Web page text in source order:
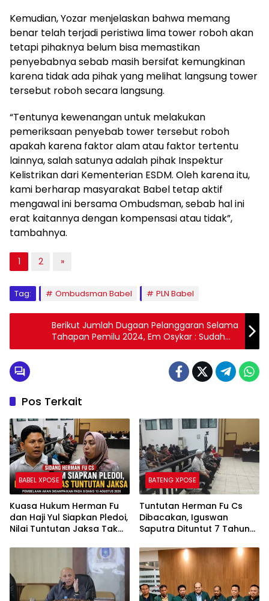
Kemudian, Yozar menjelaskan bahwa memang
benar telah terjadi peristiwa lima tower roboh akan
tetapi pihaknya belum bisa memastikan
penyebabnya sebab masih bersifat kemungkinan
karena tidak ada pihak yang melihat langsung tower
tersebut roboh secara langsung.
“Tentunya kewenangan untuk melakukan
pemeriksaan penyebab tower tersebut roboh
apakah karena faktor alam atau faktor tertentu
lainnya, salah satunya adalah pihak Inspektur
Kelistrikan dari Kementerian ESDM. Oleh karena itu,
kami berharap masyarakat Babel tetap aktif
mengawal ini bersama Ombudsman, sebab hal ini
erat kaitannya dengan kompensasi atau tidak”,
tambahnya.
1 2 »
Tag: Ombudsman Babel PLN Babel
Berikut Jumlah Dugaan Pelanggaran Selama
Tahapan Pemilu 2024, Em Osykar : Sudah
Kami Telusuri
Pos Terkait
BABEL XPOSE
Kuasa Hukum Herman Fu
dan Haji Yul Siapkan Pledoi,
Nilai Tuntutan Jaksa Tak
BATENG XPOSE
Tuntutan Herman Fu Cs
Dibacakan, Iguswan
Saputra Dituntut 7 Tahun
Pengganti Rp45 Miliar